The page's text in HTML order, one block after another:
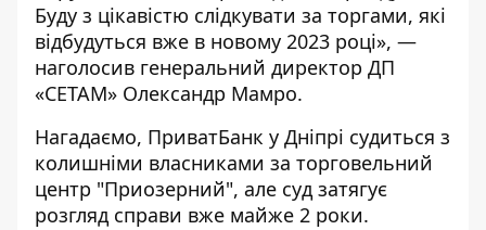
Буду з цікавістю слідкувати за торгами, які
відбудуться вже в новому 2023 році», —
наголосив генеральний директор ДП
«СЕТАМ» Олександр Мамро.
Нагадаємо, ПриватБанк у Дніпрі судиться з
колишніми власниками за торговельний
центр "Приозерний", але суд затягує
розгляд справи вже майже 2 роки.